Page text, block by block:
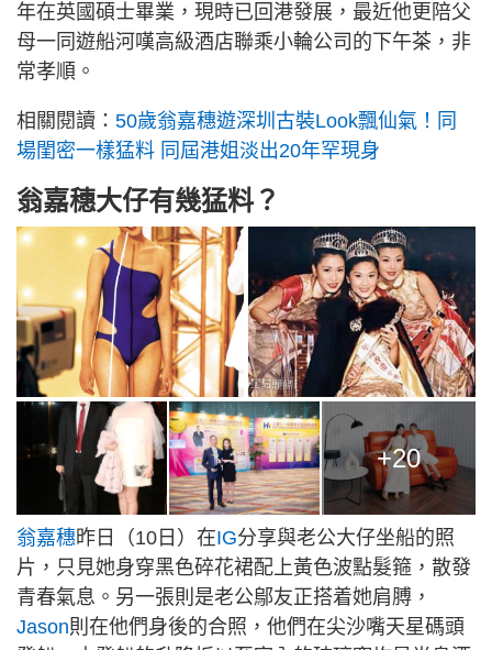
年在英國碩士畢業，現時已回港發展，最近他更陪父
母一同遊船河嘆高級酒店聯乘小輪公司的下午茶，非
常孝順。
相關閱讀： 50歲翁嘉穗遊深圳古裝Look飄仙氣！同
場閨密一樣猛料 同屆港姐淡出20年罕現身
翁嘉穗大仔有幾猛料？
+20
翁嘉穗昨日（10日）在IG分享與老公大仔坐船的照
片，只見她身穿黑色碎花裙配上黃色波點髮箍，散發
青春氣息。另一張則是老公鄔友正搭着她肩膊，
Jason則在他們身後的合照，他們在尖沙嘴天星碼頭